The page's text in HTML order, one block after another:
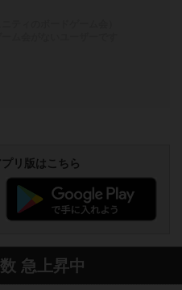
リ版はこちら
急上昇中